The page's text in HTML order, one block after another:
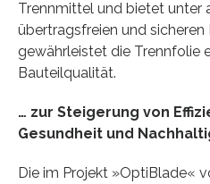
Trennmittel und bietet unter
übertragsfreien und
gewährleistet die Trennfolie
Bauteilqualität.
… zur Steigerung von
Gesundheit und
Die im Projekt »OptiBlade«